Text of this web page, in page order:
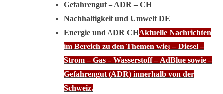
Gefahrengut – ADR – CH
Nachhaltigkeit und Umwelt DE
Energie und ADR CHAktuelle Nachrichten
im Bereich zu den Themen wie; – Diesel –
Strom – Gas – Wasserstoff – AdBlue sowie –
Gefahrengut (ADR) innerhalb von der
Schweiz.